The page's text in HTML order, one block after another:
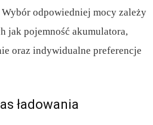
odpowiedniej mocy zależy
jak pojemność akumulatora,
oraz indywidualne preferencje
ładowania